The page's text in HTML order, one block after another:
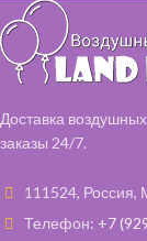
Доставка
заказы 24/7.
111524, Россия,
Телефон: +7